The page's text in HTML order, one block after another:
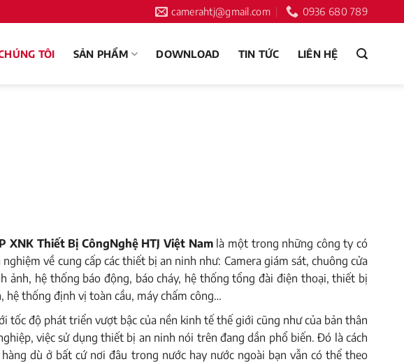
camerahtj@gmail.com ‭0936 680 789
TÔI SẢN PHẨM DOWNLOAD TIN TỨC LIÊN HỆ
XNK Thiết Bị CôngNghệ HTJ Việt Namlà một trong những công ty có
nghiệm về cung cấp các thiết bị an ninh như: Camera giám sát, chuông cửa
ảnh, hệ thống báo động, báo cháy, hệ thống tổng đài điện thoại, thiết bị
hệ thống định vị toàn cầu, máy chấm công…
tốc độ phát triển vượt bậc của nền kinh tế thế giới cũng như của bản thân
việc sử dụng thiết bị an ninh nói trên đang dần phổ biến. Đó là cách
dù ở bất cứ nơi đâu trong nước hay nước ngoài bạn vẫn có thể theo